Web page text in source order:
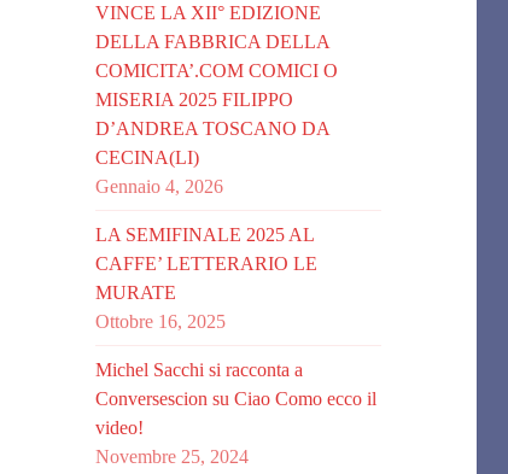
VINCE LA XII° EDIZIONE
DELLA FABBRICA DELLA
COMICITA’.COM COMICI O
MISERIA 2025 FILIPPO
D’ANDREA TOSCANO DA
CECINA(LI)
Gennaio 4, 2026
LA SEMIFINALE 2025 AL
CAFFE’ LETTERARIO LE
MURATE
Ottobre 16, 2025
Michel Sacchi si racconta a
Conversescion su Ciao Como ecco il
video!
Novembre 25, 2024